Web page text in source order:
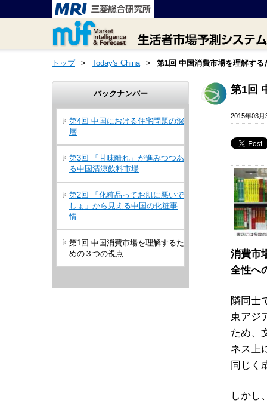
トップ > Today's China > 第1回 中国消費市場を理解する
第1回
2015年03月
消費市
全性へ
隣同士
東アジ
ため、
ネス上
同じく
しかし
バックナンバー
第4回 中国における住宅問題の深
層
第3回 「甘味離れ」が進みつつあ
る中国清涼飲料市場
第2回 「化粧品ってお肌に悪いで
しょ」から見える中国の化粧事
情
第1回 中国消費市場を理解するた
めの３つの視点